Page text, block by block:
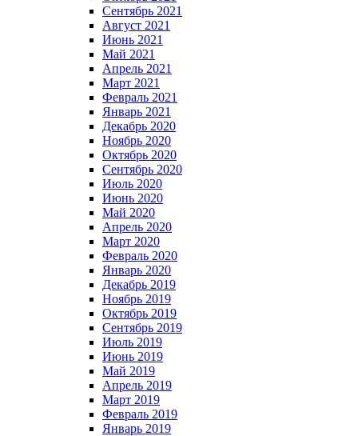
Сентябрь 2021
Август 2021
Июнь 2021
Май 2021
Апрель 2021
Март 2021
Февраль 2021
Январь 2021
Декабрь 2020
Ноябрь 2020
Октябрь 2020
Сентябрь 2020
Июль 2020
Июнь 2020
Май 2020
Апрель 2020
Март 2020
Февраль 2020
Январь 2020
Декабрь 2019
Ноябрь 2019
Октябрь 2019
Сентябрь 2019
Июль 2019
Июнь 2019
Май 2019
Апрель 2019
Март 2019
Февраль 2019
Январь 2019